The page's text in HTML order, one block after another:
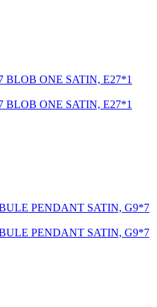
BLOB ONE SATIN, Е27*1
BLOB ONE SATIN, Е27*1
PENDANT SATIN, G9*7
PENDANT SATIN, G9*7